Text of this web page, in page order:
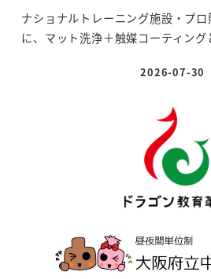
ナショナルトレーニング施設・プ
に、マット洗浄＋触媒コーティン
投稿日
2026-07-30